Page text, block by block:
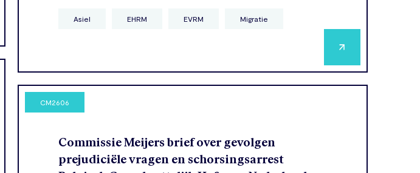
Asiel EHRM EVRM Migratie
CM2606
Commissie Meijers brief over gevolgen
prejudiciële vragen en schorsingsarrest